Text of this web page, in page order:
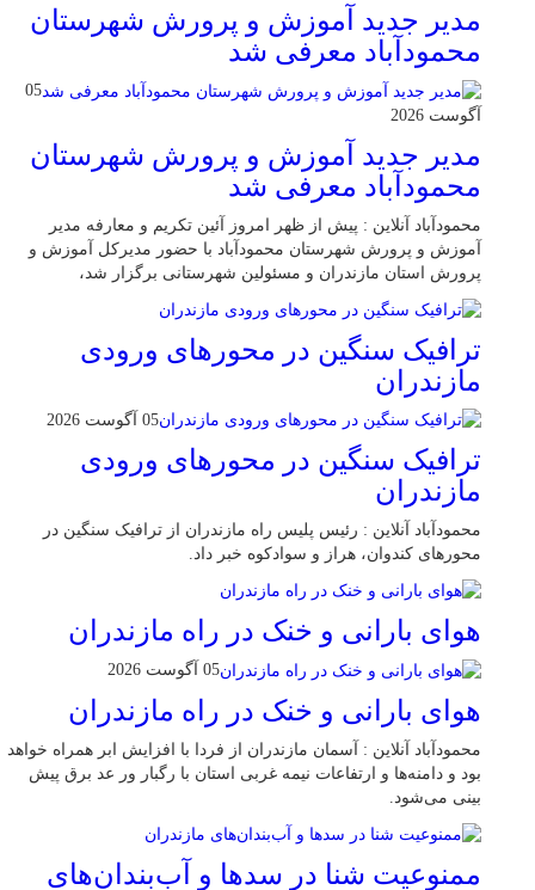
مدیر جدید آموزش و پرورش شهرستان
محمودآباد معرفی شد
05
آگوست 2026
مدیر جدید آموزش و پرورش شهرستان
محمودآباد معرفی شد
محمودآباد آنلاین : پیش از ظهر امروز آئین تکریم و معارفه مدیر
آموزش و پرورش شهرستان محمودآباد با حضور مدیرکل آموزش و
پرورش استان مازندران و مسئولین شهرستانی برگزار شد،
ترافیک سنگین در محور‌های ورودی
مازندران
05 آگوست 2026
ترافیک سنگین در محور‌های ورودی
مازندران
محمودآباد آنلاین : رئیس پلیس راه مازندران از ترافیک سنگین در
محور‌های کندوان، هراز و سوادکوه خبر داد.
هوای بارانی و خنک در راه مازندران
05 آگوست 2026
هوای بارانی و خنک در راه مازندران
محمودآباد آنلاین : آسمان مازندران از فردا با افزایش ابر همراه خواهد
بود و دامنه‌ها و ارتفاعات نیمه غربی استان با رگبار ور عد برق پیش
بینی می‌شود.
ممنوعیت شنا در سدها و آب‌بندان‌‌های